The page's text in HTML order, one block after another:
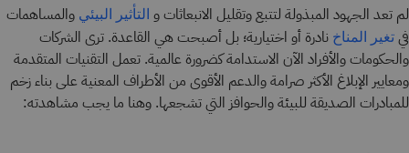
لم تعد الجهود المبذولة لتتبع وتقليل الانبعاثات و التأثير البيئي والمساهمات
في تغير المناخ نادرة أو اختيارية؛ بل أصبحت هي القاعدة. ترى الشركات
والحكومات والأفراد الآن الاستدامة كضرورة عالمية. تعمل التقنيات المتقدمة
ومعايير الإبلاغ الأكثر صرامة والدعم الأقوى من الأطراف المعنية على بناء زخم
للمبادرات الصديقة للبيئة والحوافز التي تشجعها. وهنا ما يجب مشاهدته: